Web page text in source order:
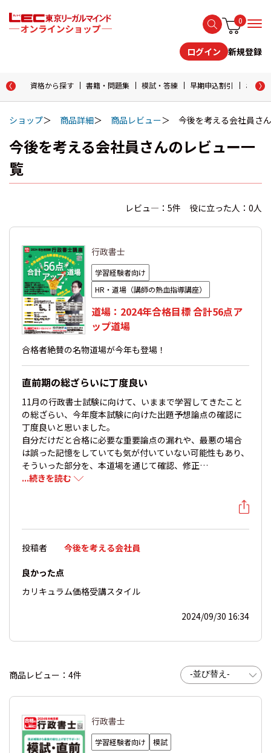
0
ログイン 新規登録
資格から探す 書籍・問題集 模試・答練 早期申込割引 おため
ショップ 商品詳細 商品レビュー 今後を考える会社員さ
今後を考える会社員さんのレビュー一
覧
レビュ―：5件 役に立った人：0人
行政書士
学習経験者向け
HR・道場（講師の熱血指導講座）
道場：2024年合格目標 合計56点ア
ップ道場
合格者絶賛の名物道場が今年も登場！
直前期の総ざらいに丁度良い
11月の行政書士試験に向けて、いままで学習してきたこと
の総ざらい、今年度本試験に向けた出題予想論点の確認に
丁度良いと思いました。
自分だけだと合格に必要な重要論点の漏れや、最悪の場合
は誤った記憶をしていても気が付いていない可能性もあり、
そういった部分を、本道場を通じて確認、修正…
...続きを読む
投稿者 今後を考える会社員
良かった点
カリキュラム価格受講スタイル
2024/09/30 16:34
商品レビュー：4件
行政書士
学習経験者向け 模試